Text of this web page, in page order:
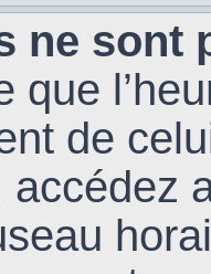
ne sont
que
de
accédez